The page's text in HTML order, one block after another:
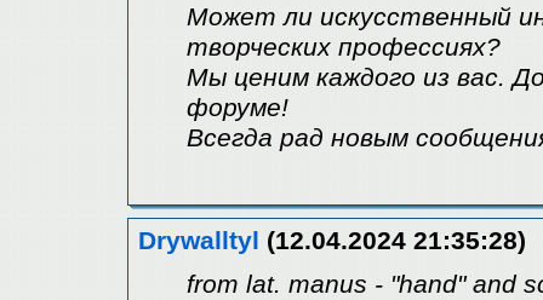
Может ли искусственный
творческих профессиях?
Мы ценим каждого из вас.
форуме!
Всегда рад новым
Drywalltyl (12.04.2024 21:35:28)
from lat. manus - "hand" and